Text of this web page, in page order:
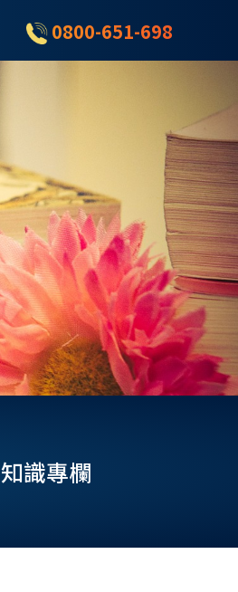
0800-651-698
知識專欄